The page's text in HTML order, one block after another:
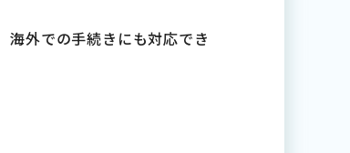
海外での手続きにも対応でき